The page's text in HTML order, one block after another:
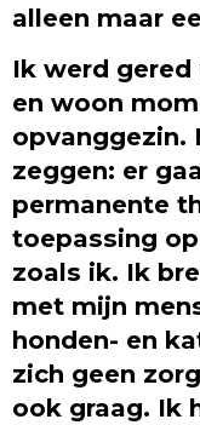
alleen maar
Ik werd
en woon
opvanggezin.
zeggen: er
permanente
toepassing
zoals ik. Ik
met mijn
honden- en
zich geen
ook graag. Ik